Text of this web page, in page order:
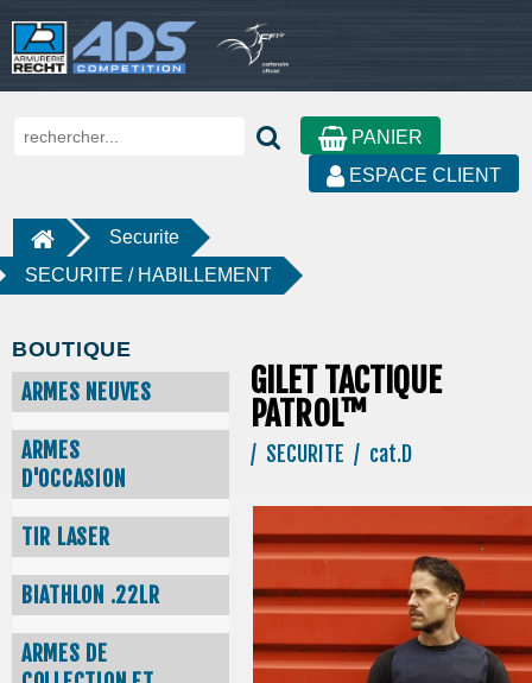
PANIER
ESPACE CLIENT
Securite
SECURITE / HABILLEMENT
BOUTIQUE
ARMES NEUVES
ARMES
D'OCCASION
TIR LASER
BIATHLON .22LR
ARMES DE
GILET TACTIQUE
PATROL™
/ SECURITE / cat.D